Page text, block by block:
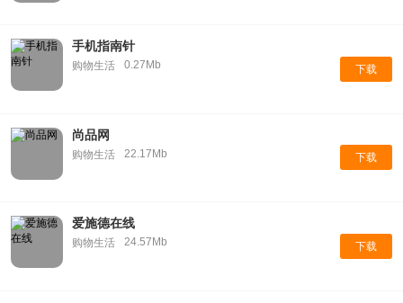
手机指南针
购物生活 0.27Mb 下载
尚品网
购物生活 22.17Mb 下载
爱施德在线
购物生活 24.57Mb 下载